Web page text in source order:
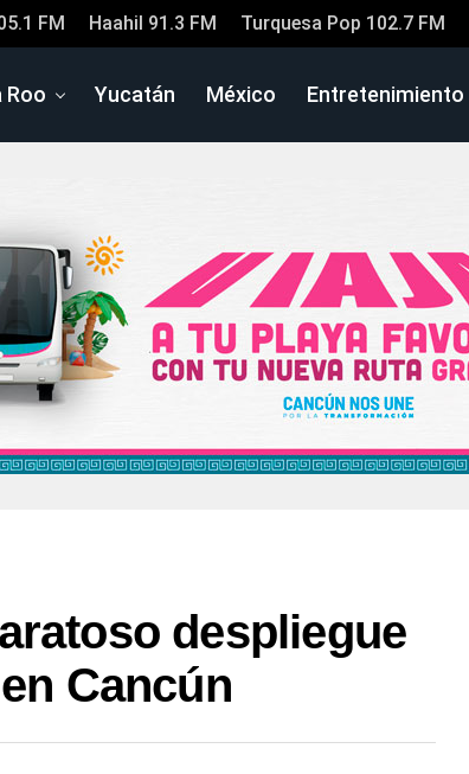
FM Haahil 91.3 FM Turquesa Pop 102.7 FM
Roo Yucatán México Entretenimiento
despliegue
Cancún